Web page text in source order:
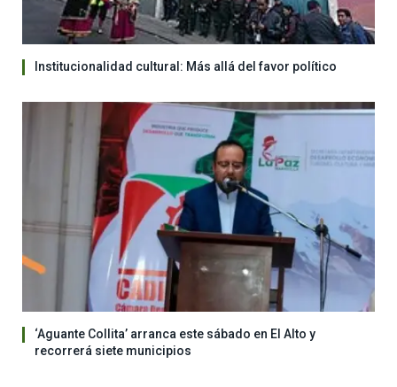
Institucionalidad cultural: Más allá del favor político
‘Aguante Collita’ arranca este sábado en El Alto y
recorrerá siete municipios